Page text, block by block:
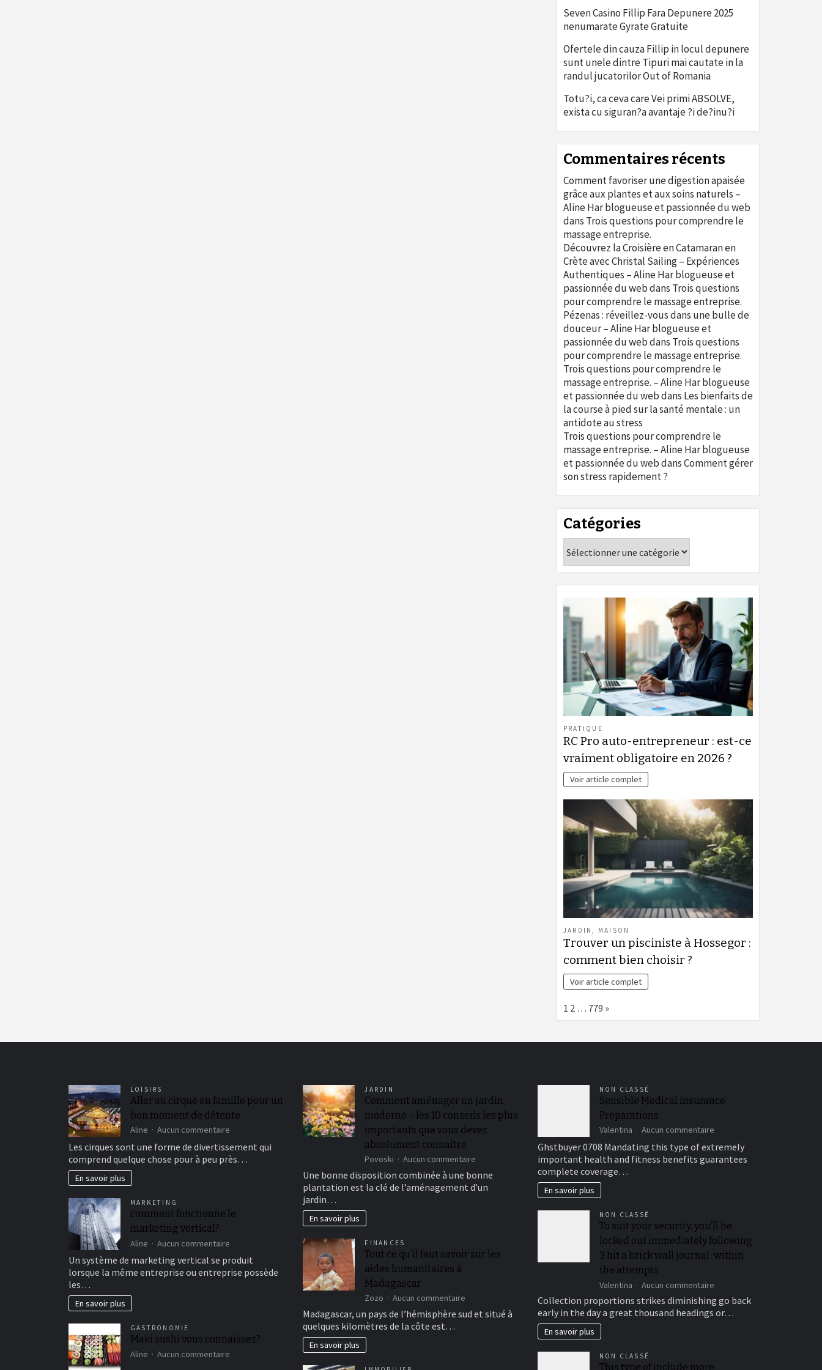
Seven Casino Fillip Fara Depunere 2025
nenumarate Gyrate Gratuite
Ofertele din cauza Fillip in locul depunere
sunt unele dintre Tipuri mai cautate in la
randul jucatorilor Out of Romania
Totu?i, ca ceva care Vei primi ABSOLVE,
exista cu siguran?a avantaje ?i de?inu?i
Commentaires récents
Comment favoriser une digestion apaisée
grâce aux plantes et aux soins naturels –
Aline Har blogueuse et passionnée du web
dans Trois questions pour comprendre le
massage entreprise.
Découvrez la Croisière en Catamaran en
Crète avec Christal Sailing – Expériences
Authentiques – Aline Har blogueuse et
passionnée du webdans Trois questions
pour comprendre le massage entreprise.
Pézenas : réveillez-vous dans une bulle de
douceur – Aline Har blogueuse et
passionnée du webdans Trois questions
pour comprendre le massage entreprise.
Trois questions pour comprendre le
massage entreprise. – Aline Har blogueuse
et passionnée du webdans Les bienfaits de
la course à pied sur la santé mentale : un
antidote au stress
Trois questions pour comprendre le
massage entreprise. – Aline Har blogueuse
et passionnée du webdansComment gérer
son stress rapidement ?
Catégories
PRATIQUE
RC Pro auto-entrepreneur : est-ce
vraiment obligatoire en 2026 ?
Voir article complet
JARDIN, MAISON
Trouver un pisciniste à Hossegor :
comment bien choisir ?
Voir article complet
Page:
1 2 … 779 Next
»
LOISIRS
Aller au cirque en famille pour un
bon moment de détente
Aline Aucun commentaire
au
cirque
bon
Les cirques sont une forme de divertissement qui
comprend quelque chose pour à peu près…
En savoir plus
MARKETING
comment fonctionne le
marketing vertical?
Aline Aucun commentaire
fonctionne
le
Un système de marketing vertical se produit
lorsque la même entreprise ou entreprise possède
les…
En savoir plus
GASTRONOMIE
Maki sushi vous connaissez?
Aline Aucun commentaire
JARDIN
Comment aménager un jardin
moderne – les 10 conseils les plus
importants que vous devez
absolument connaître
Povoski Aucun commentaire
aménager
un
conseils
vous
Une bonne disposition combinée à une bonne
plantation est la clé de l’aménagement d’un
jardin…
En savoir plus
FINANCES
Tout ce qu’il faut savoir sur les
aides humanitaires à
Madagascar
Zozo Aucun commentaire
Tout
ce
Madagascar, un pays de l’hémisphère sud et situé à
quelques kilomètres de la côte est…
En savoir plus
NON CLASSÉ
Sensible Medical insurance
Preparations
Valentina Aucun commentairesur
Medical
insurance
Ghstbuyer 0708 Mandating this type of extremely
important health and fitness benefits guarantees
complete coverage…
En savoir plus
NON CLASSÉ
To suit your security, you’ll be
locked out immediately following
3 hit a brick wall journal-within
the attempts
Valentina Aucun commentairesur
suit
your
Collection proportions strikes diminishing go back
early in the day a great thousand headings or…
En savoir plus
NON CLASSÉ
This type of include more